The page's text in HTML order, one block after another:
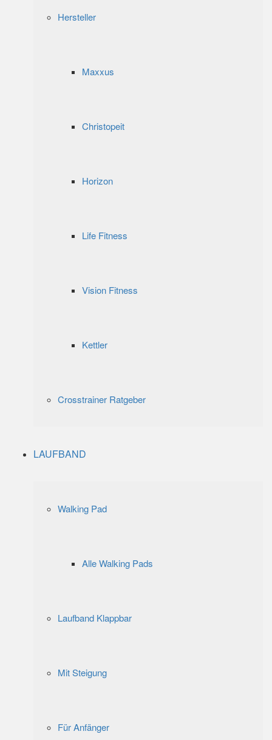
Hersteller
Maxxus
Christopeit
Horizon
Life Fitness
Vision Fitness
Kettler
Crosstrainer Ratgeber
LAUFBAND
Walking Pad
Alle Walking Pads
Laufband Klappbar
Mit Steigung
Für Anfänger